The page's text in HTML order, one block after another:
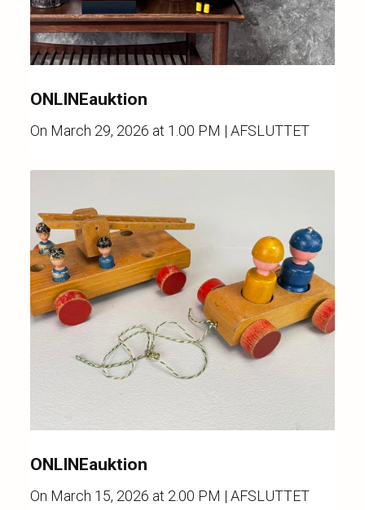
ONLINEauktion
On March 29, 2026 at 1.00 PM | AFSLUTTET
ONLINEauktion
On March 15, 2026 at 2.00 PM | AFSLUTTET